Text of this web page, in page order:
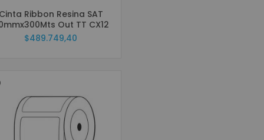
Cinta Ribbon Resina SAT
Out TT CX12
$489.749,40